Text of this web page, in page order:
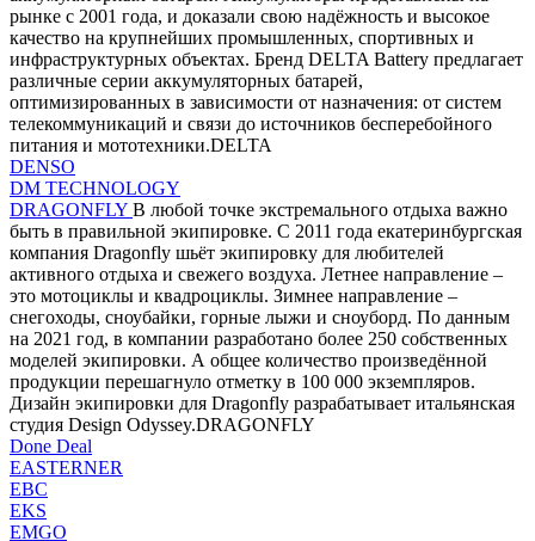
рынке с 2001 года, и доказали свою надёжность и высокое
качество на крупнейших промышленных, спортивных и
инфраструктурных объектах. Бренд DELTA Battery предлагает
различные серии аккумуляторных батарей,
оптимизированных в зависимости от назначения: от систем
телекоммуникаций и связи до источников бесперебойного
питания и мототехники.DELTA
DENSO
DM TECHNOLOGY
DRAGONFLY В любой точке экстремального отдыха важно
быть в правильной экипировке. С 2011 года екатеринбургская
компания Dragonfly шьёт экипировку для любителей
активного отдыха и свежего воздуха. Летнее направление –
это мотоциклы и квадроциклы. Зимнее направление –
снегоходы, сноубайки, горные лыжи и сноуборд. По данным
на 2021 год, в компании разработано более 250 собственных
моделей экипировки. А общее количество произведённой
продукции перешагнуло отметку в 100 000 экземпляров.
Дизайн экипировки для Dragonfly разрабатывает итальянская
студия Design Odyssey.DRAGONFLY
Done Deal
EASTERNER
EBC
EKS
EMGO